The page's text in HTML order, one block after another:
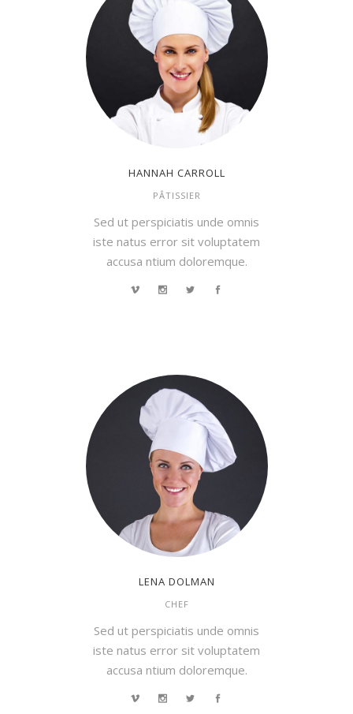
HANNAH CARROLL
PÂTISSIER
Sed ut perspiciatis unde omnis
iste natus error sit voluptatem
accusa ntium doloremque.
LENA DOLMAN
CHEF
Sed ut perspiciatis unde omnis
iste natus error sit voluptatem
accusa ntium doloremque.